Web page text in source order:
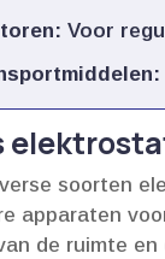
Voor
soorten
apparaten
de ruimte